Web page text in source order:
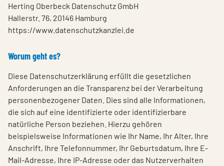
Herting Oberbeck Datenschutz GmbH
Hallerstr. 76, 20146 Hamburg
https://www.datenschutzkanzlei.de
Worum geht es?
Diese Datenschutzerklärung erfüllt die gesetzlichen
Anforderungen an die Transparenz bei der Verarbeitung
personenbezogener Daten. Dies sind alle Informationen,
die sich auf eine identifizierte oder identifizierbare
natürliche Person beziehen. Hierzu gehören
beispielsweise Informationen wie Ihr Name, Ihr Alter, Ihre
Anschrift, Ihre Telefonnummer, Ihr Geburtsdatum, Ihre E-
Mail-Adresse, Ihre IP-Adresse oder das Nutzerverhalten